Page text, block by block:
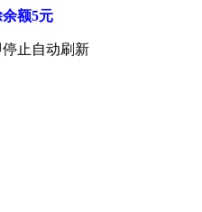
额5元
止自动刷新